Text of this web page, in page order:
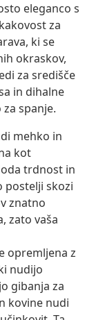
eleganco s
za
ki se
okraskov,
za središče
in dihalne
spanje.
mehko in
kot
trdnost in
postelji skozi
znatno
zato vaša
opremljena z
nudijo
gibanja za
kovine nudi